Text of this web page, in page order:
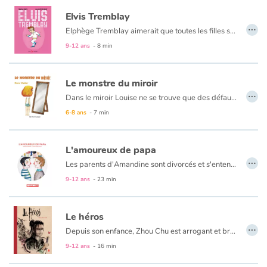
Catalogue anglais
Contraste +
Aide
Famille
Écoles
Médiathèques
Vidéos & Tutoriaux
Elvis Tremblay
Elphège Tremblay aimerait que toutes les filles soient folles de lui, mais elles préfèrent de loin Elvis Presley !
Mais jusqu’où ira-t-il pour trouver l’amour?
9-12 ans - 8 min
…
Le monstre du miroir
Dans le miroir Louise ne se trouve que des défauts. Un vrai pataprout ! Pourtant, ce n'est pas l'avis de tout le monde...
6-8 ans - 7 min
…
L'amoureux de papa
Les parents d'Amandine sont divorcés et s'entendent très bien. Tout est à sa place dans la vie de la petite fille. Mais un jour son père lui présente son amoureux qui n'est d'autre que Jean, l'instituteur de sa fille. Amandine a bien du mal à accepter l'homosexualité de son père. Pendant un temps, son père choisit de rompre sa relation avec Jean pour ne pas entraver sa relation avec sa fille. Mais grâce à ses copains et à sa mère, Amandine va finir par comprendre : «C'est de l'amour tout ça, juste de l'amour». Et elle va, à l'aide de ses copains provoquer une rencontre entre son père et Jean pour qu'ils renouent leur relation.
9-12 ans - 23 min
…
Le héros
Depuis son enfance, Zhou Chu est arrogant et brutal. Seule sa cousine Yisha lui garde son affection tandis que les autres habitants de son village le regardent comme un fléau aussi pénible qu’un tigre et un poisson monstrueux. Incité par les villageois à affronter ces féroces créatures, il disparaît pendant le combat. Les croyant morts tous les trois, le village entre en liesse. Mais bientôt, Zhou Chu revient… Saura-t-il comprendre l’attitude des villageois et se rendre plus aimable ?
9-12 ans - 16 min
…